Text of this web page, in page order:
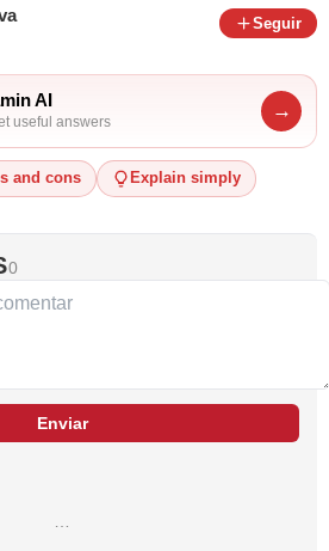
Seguir
AI
useful answers
→
and cons Explain simply
0
Enviar